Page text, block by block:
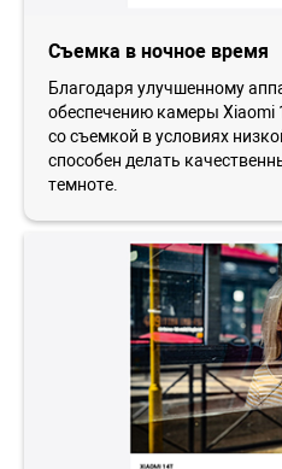
Съемка в ночное время
Благодаря улучшенному
обеспечению камеры Xiaomi
со съемкой в условиях
способен делать
темноте.